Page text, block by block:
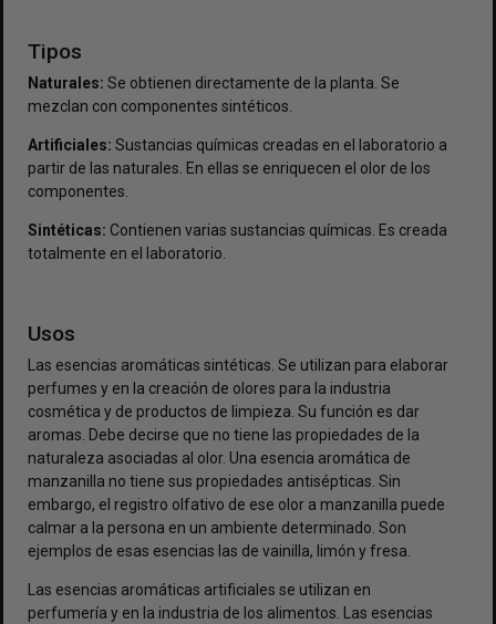
Tipos
Naturales: Se obtienen directamente de la planta. Se
mezclan con componentes sintéticos.
Artificiales: Sustancias químicas creadas en el laboratorio a
partir de las naturales. En ellas se enriquecen el olor de los
componentes.
Sintéticas: Contienen varias sustancias químicas. Es creada
totalmente en el laboratorio.
Usos
Las esencias aromáticas sintéticas. Se utilizan para elaborar
perfumes y en la creación de olores para la industria
cosmética y de productos de limpieza. Su función es dar
aromas. Debe decirse que no tiene las propiedades de la
naturaleza asociadas al olor. Una esencia aromática de
manzanilla no tiene sus propiedades antisépticas. Sin
embargo, el registro olfativo de ese olor a manzanilla puede
calmar a la persona en un ambiente determinado. Son
ejemplos de esas esencias las de vainilla, limón y fresa.
Las esencias aromáticas artificiales se utilizan en
perfumería y en la industria de los alimentos. Las esencias